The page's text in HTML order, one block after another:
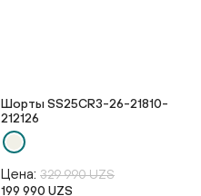
Шорты SS25CR3-26-21810-
212126
Цена: 329 990 UZS
199 990 UZS